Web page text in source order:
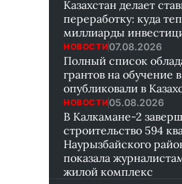
Казахстан делает
переработку: куда
миллиарды
НОВОСТИ 07.08.2026
Полный список
грантов на обучение в
опубликовали в
НОВОСТИ 05.08.2026
В Калкамане-2
строительство 594
Наурызбайского
показала
жилой комплекс